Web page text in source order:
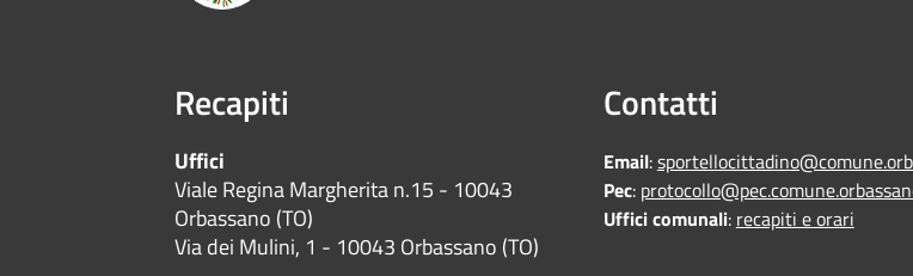
Recapiti
Uffici
Viale Regina Margherita n.15 - 10043
Orbassano (TO)
Via dei Mulini, 1 - 10043 Orbassano (TO)
Contatti
Email:
Pec:
Uffici comunali: recapiti e orari